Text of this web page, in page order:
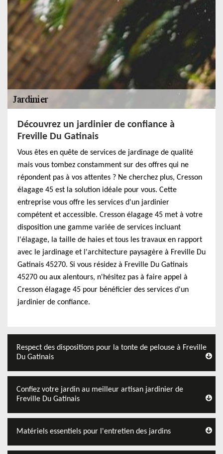
Découvrez un jardinier de confiance à
Freville Du Gatinais
Vous êtes en quête de services de jardinage de qualité
mais vous tombez constamment sur des offres qui ne
répondent pas à vos attentes ? Ne cherchez plus, Cresson
élagage 45 est la solution idéale pour vous. Cette
entreprise vous offre les services d'un jardinier
compétent et accessible. Cresson élagage 45 met à votre
disposition une gamme variée de services incluant
l'élagage, la taille de haies et tous les travaux en rapport
avec le jardinage et l'architecture paysagère à Freville Du
Gatinais 45270. Si vous résidez à Freville Du Gatinais
45270 ou aux alentours, n'hésitez pas à faire appel à
Cresson élagage 45 pour bénéficier des services d'un
jardinier de confiance.
Respect des dispositions pour la tonte de pelouse à Freville
Du Gatinais
Confiez votre jardin au meilleur artisan jardinier de
Freville Du Gatinais
Matériels essentiels pour l'entretien des jardins